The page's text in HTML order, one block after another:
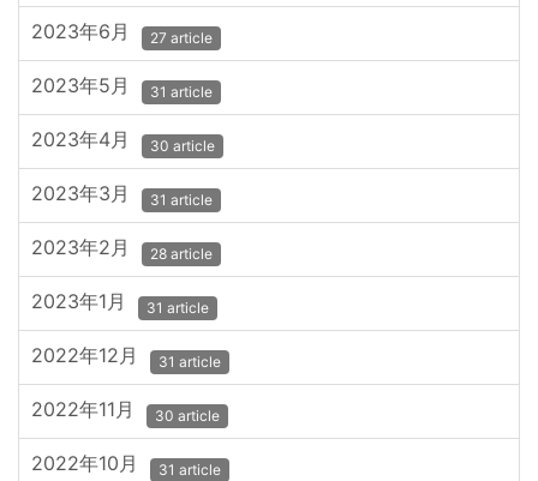
2023年6月 27 article
2023年5月 31 article
2023年4月 30 article
2023年3月 31 article
2023年2月 28 article
2023年1月 31 article
2022年12月 31 article
2022年11月 30 article
2022年10月 31 article